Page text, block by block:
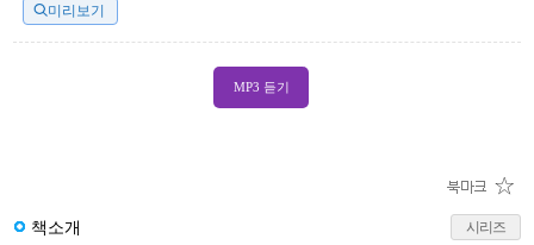
미리보기
MP3 듣기
책소개 시리즈